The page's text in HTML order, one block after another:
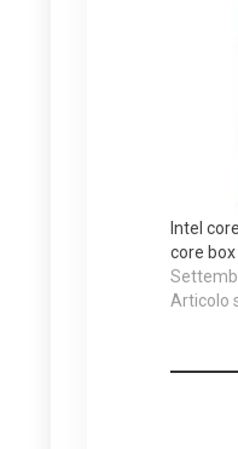
Intel
core box
Articolo